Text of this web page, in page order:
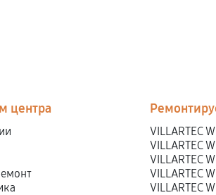
центра
VILLARTEC
VILLARTEC
VILLARTEC
VILLARTEC
VILLARTEC